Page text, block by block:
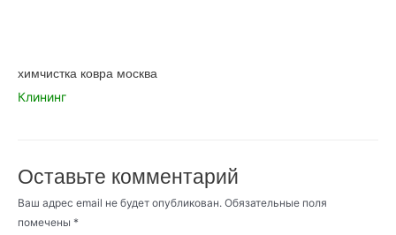
химчистка ковра москва
Клининг
Оставьте комментарий
Ваш адрес email не будет опубликован. Обязательные поля
помечены *